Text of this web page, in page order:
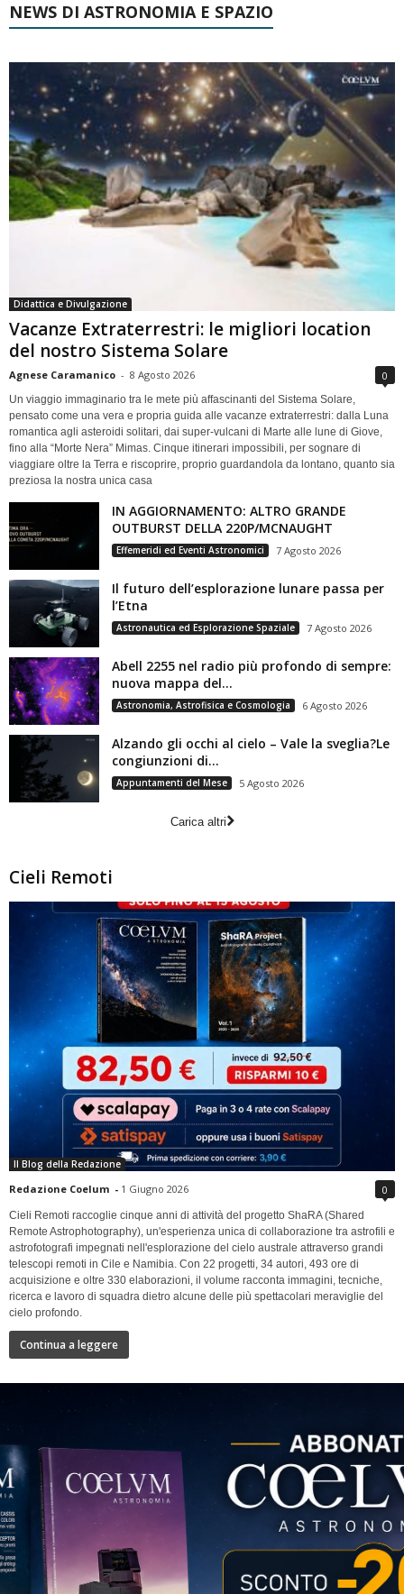
NEWS DI ASTRONOMIA E SPAZIO
Didattica e Divulgazione
Vacanze Extraterrestri: le migliori location
del nostro Sistema Solare
Agnese Caramanico - 8 Agosto 2026 0
Un viaggio immaginario tra le mete più affascinanti del Sistema Solare,
pensato come una vera e propria guida alle vacanze extraterrestri: dalla Luna
romantica agli asteroidi solitari, dai super-vulcani di Marte alle lune di Giove,
fino alla “Morte Nera” Mimas. Cinque itinerari impossibili, per sognare di
viaggiare oltre la Terra e riscoprire, proprio guardandola da lontano, quanto sia
preziosa la nostra unica casa
IN AGGIORNAMENTO: ALTRO GRANDE
OUTBURST DELLA 220P/MCNAUGHT
Effemeridi ed Eventi Astronomici 7 Agosto 2026
Il futuro dell’esplorazione lunare passa per
l’Etna
Astronautica ed Esplorazione Spaziale 7 Agosto 2026
Abell 2255 nel radio più profondo di sempre:
nuova mappa del...
Astronomia, Astrofisica e Cosmologia 6 Agosto 2026
Alzando gli occhi al cielo – Vale la sveglia?Le
congiunzioni di...
Appuntamenti del Mese 5 Agosto 2026
Carica altri
Cieli Remoti
Il Blog della Redazione
Redazione Coelum - 1 Giugno 2026 0
Cieli Remoti raccoglie cinque anni di attività del progetto ShaRA (Shared
Remote Astrophotography), un'esperienza unica di collaborazione tra astrofili e
astrofotografi impegnati nell'esplorazione del cielo australe attraverso grandi
telescopi remoti in Cile e Namibia. Con 22 progetti, 34 autori, 493 ore di
acquisizione e oltre 330 elaborazioni, il volume racconta immagini, tecniche,
ricerca e lavoro di squadra dietro alcune delle più spettacolari meraviglie del
cielo profondo.
Continua a leggere